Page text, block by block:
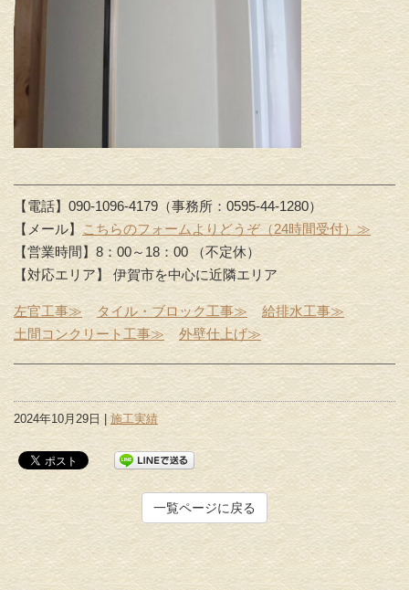
【電話】090-1096-4179（事務所：0595-44-1280）
【メール】 こちらのフォームよりどうぞ（24時間受付）≫
【営業時間】8：00～18：00 （不定休）
【対応エリア】 伊賀市を中心に近隣エリア
左官工事≫ タイル・ブロック工事≫
給排水工事≫
土間コンクリート工事≫
外壁仕上げ≫
2024年10月29日 |施工実績
一覧ページに戻る